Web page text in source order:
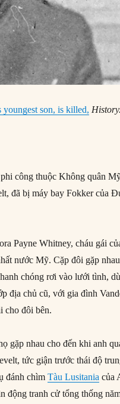
youngest son, is killed,
công thuộc Không quân
đã bị máy bay Fokker của
Payne Whitney, cháu gái
nước Mỹ. Cặp đôi gặp
chóng rơi vào lưới tình,
địa chủ cũ, với gia đình
cho đôi bên.
gặp nhau cho đến khi anh
tức giận trước thái độ
đánh chìmTàu Lusitania của
động tranh cử tổng thống